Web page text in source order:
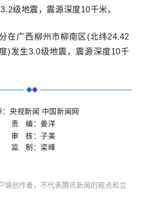
级地震，震源深度10千米。
在广西柳州市柳南区(北纬24.42
)发生3.0级地震，震源深度10千
：央视新闻 中国新闻网
责 编：姜洋
审 核：子美
监 制：梁峰
端创作者，不代表腾讯新闻的观点和立